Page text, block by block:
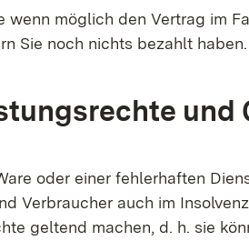
wenn möglich den Vertrag im
Sie noch nichts bezahlt haben.
und
oder einer fehlerhaften
Verbraucher auch im
geltend machen, d. h. sie